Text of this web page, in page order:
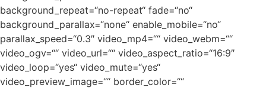
background_repeat=“no-repeat“ fade=“no“
background_parallax=“none“ enable_mobile=“no“
parallax_speed=“0.3″ video_mp4=““ video_webm=““
video_ogv=““ video_url=““ video_aspect_ratio=“16:9″
video_loop=“yes“ video_mute=“yes“
video_preview_image=““ border_color=““